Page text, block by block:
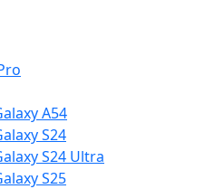
A54
S24
S24 Ultra
S25